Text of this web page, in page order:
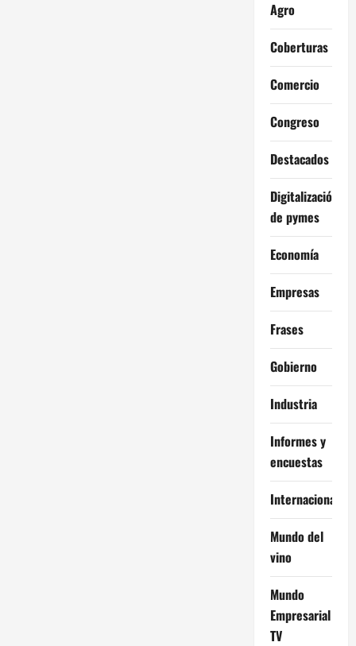
Agro
Coberturas
Comercio
Congreso
Destacados
Digitalización
de pymes
Economía
Empresas
Frases
Gobierno
Industria
Informes y
encuestas
Internacional
Mundo del
vino
Mundo
Empresarial
TV